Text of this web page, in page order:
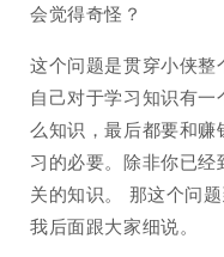
会觉得奇怪？
这个问题是贯穿小侠整
自己对于学习知识有
么知识，最后都要和赚
习的必要。除非你已
关的知识。 那这个问
我后面跟大家细说。